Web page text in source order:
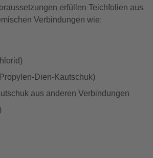
erfüllen Teichfolien aus
Verbindungen wie:
Dien-Kautschuk)
aus anderen Verbindungen